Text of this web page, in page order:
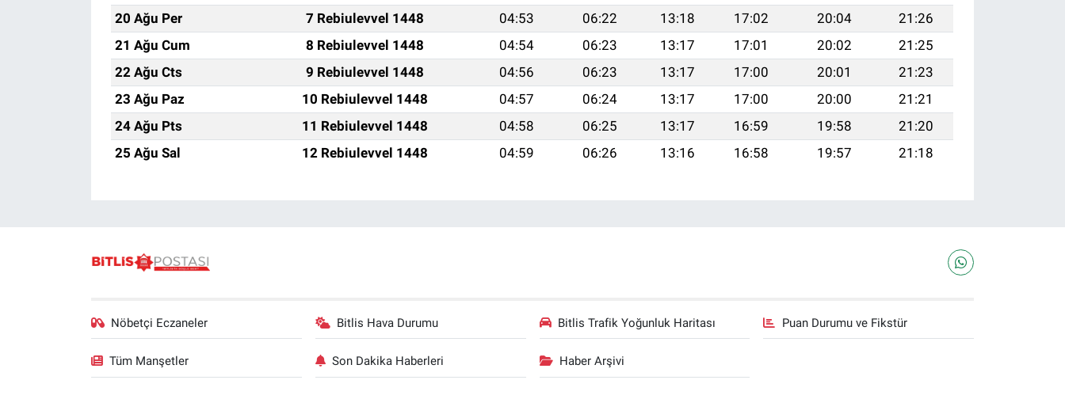
20 Ağu Per
7 Rebiulevvel 1448 04:53 06:22 13:18 17:02 20:04
21:26
21 Ağu Cum
8 Rebiulevvel 1448 04:54 06:23 13:17 17:01 20:02
21:25
22 Ağu Cts
9 Rebiulevvel 1448 04:56 06:23 13:17 17:00 20:01
21:23
23 Ağu Paz
10 Rebiulevvel 1448 04:57 06:24 13:17 17:00 20:00
21:21
24 Ağu Pts
11 Rebiulevvel 1448 04:58 06:25 13:17 16:59 19:58
21:20
25 Ağu Sal
12 Rebiulevvel 1448 04:59 06:26 13:16 16:58 19:57 21:18
Nöbetçi Eczaneler Bitlis Hava Durumu Bitlis Trafik Yoğunluk Haritası Puan Durumu ve Fikstür
Tüm Manşetler Son Dakika Haberleri Haber Arşivi